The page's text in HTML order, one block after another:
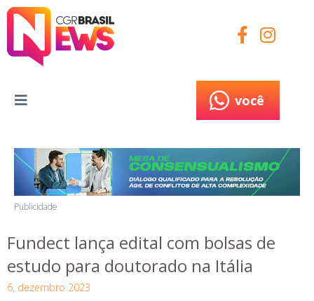
você
Publicidade
Fundect lança edital com bolsas de
estudo para doutorado na Itália
6, dezembro 2023